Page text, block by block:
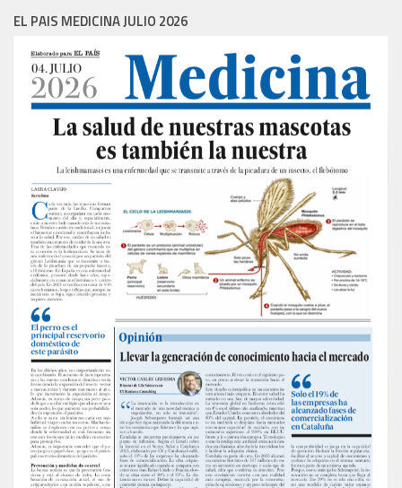
EL PAIS MEDICINA JULIO 2026